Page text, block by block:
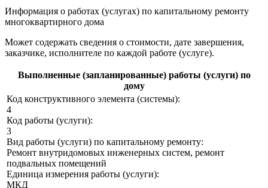
Информация о работах (услугах) по капитальному ремонту
многоквартирного дома
Может содержать сведения о стоимости, дате завершения,
заказчике, исполнителе по каждой работе (услуге).
Выполненные (запланированные) работы (услуги) по
дому
Код конструктивного элемента (системы):
4
Код работы (услуги):
3
Вид работы (услуги) по капитальному ремонту:
Ремонт внутридомовых инженерных систем, ремонт
подвальных помещений
Единица измерения работы (услуги):
МКД